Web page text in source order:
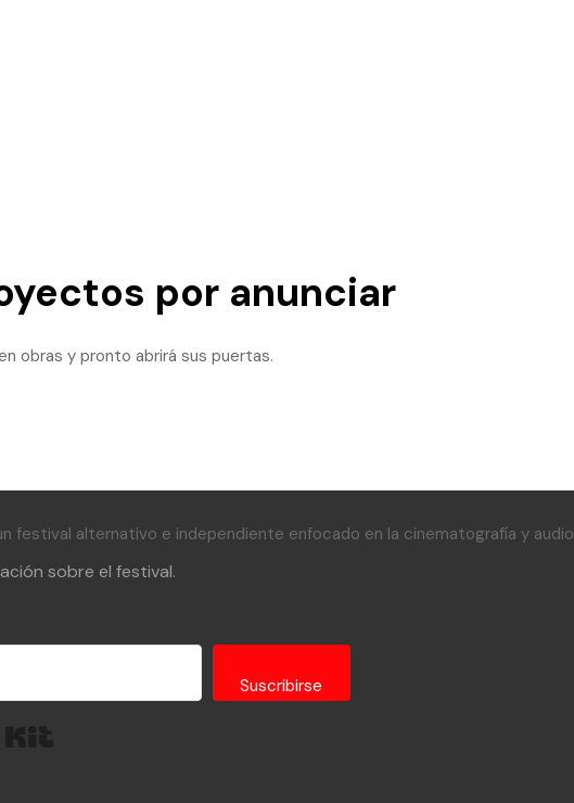
por anunciar
obras y pronto abrirá sus puertas.
festival alternativo e independiente enfocado en la cinematografía y
sobre el festival.
Suscribirse